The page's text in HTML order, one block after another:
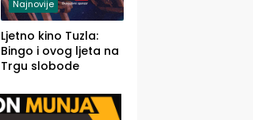
Najnovije
Ljetno kino Tuzla:
Bingo i ovog ljeta na
Trgu slobode